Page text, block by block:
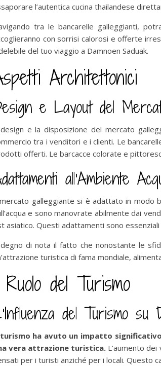
l’autentica cucina thailandese
tra le bancarelle galleggianti,
con sorrisi calorosi e offerte
del tuo viaggio a Damnoen Saduak.
Architettonici
e Layout del
e la disposizione del mercato
tra i venditori e i clienti. Le
offerti. Le barcacce colorate e
all’Ambiente
galleggiante si è adattato in modo
e sono manovrate abilmente dai
asiatico. Questi adattamenti sono
di nota il fatto che nonostante le
turistica di fama mondiale,
Ruolo del Turismo
del Turismo su
ha avuto un impatto
vera attrazione turistica. L’aumento
per i turisti anziché per i locali. Questo